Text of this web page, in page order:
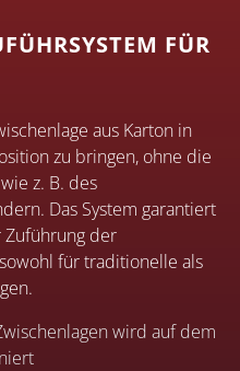
FÜR
aus Karton in
zu bringen, ohne die
z. B. des
Das System garantiert
der
für traditionelle als
wird auf dem